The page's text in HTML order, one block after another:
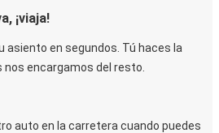
¡viaja!
asiento en segundos. Tú haces la
encargamos del resto.
auto en la carretera cuando puedes